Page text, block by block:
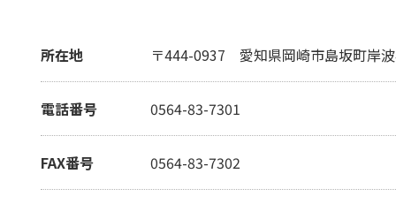
所在地 〒444-0937 愛知県岡崎市島坂町岸
電話番号 0564-83-7301
FAX番号 0564-83-7302